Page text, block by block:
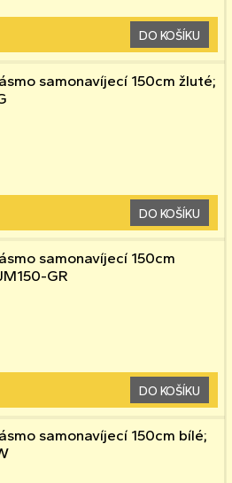
DO KOŠÍKU
samonavíjecí 150cm žluté;
DO KOŠÍKU
samonavíjecí 150cm
GR
DO KOŠÍKU
samonavíjecí 150cm bílé;